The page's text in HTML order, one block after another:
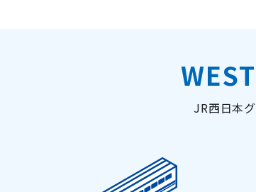
JR西日本